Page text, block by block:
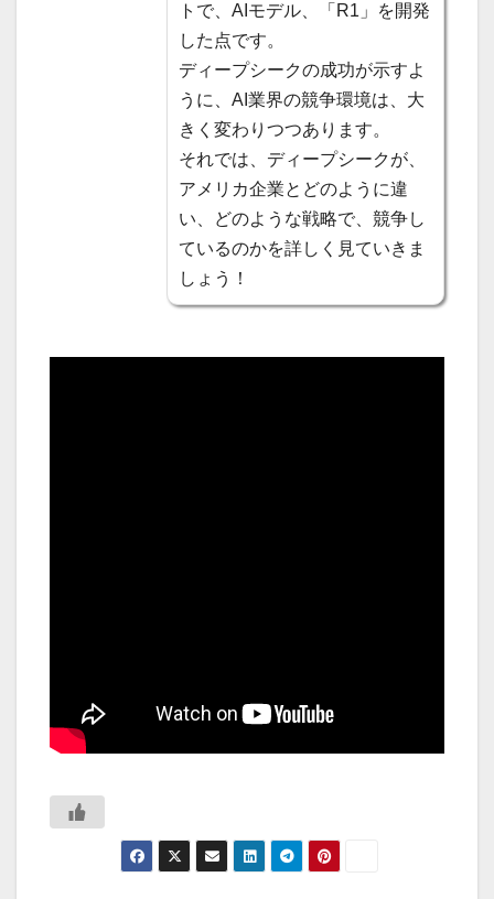
トで、AIモデル、「R1」を開発
した点です。
ディープシークの成功が示すよ
うに、AI業界の競争環境は、大
きく変わりつつあります。
それでは、ディープシークが、
アメリカ企業とどのように違
い、どのような戦略で、競争し
ているのかを詳しく見ていきま
しょう！